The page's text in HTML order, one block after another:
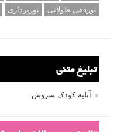
نوردهی طولانی
نورپردازی
تبلیغ متنی
آتلیه کودک سروش